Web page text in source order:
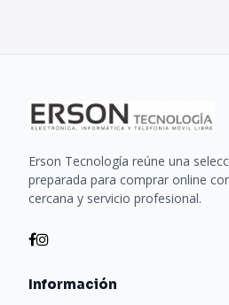
Erson Tecnología reúne una
preparada para comprar online
cercana y servicio profesional.
Información